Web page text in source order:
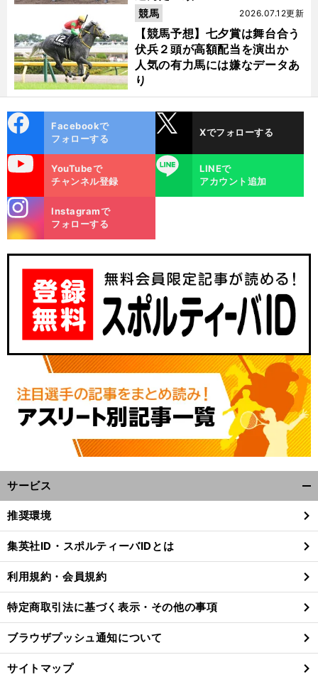
【
競
】
ダ
」
【競馬予想】七夕賞は舞台合う
伏兵２頭が高額配当を演出か
人気の有力馬には嫌なデータあ
り
2026.07.12更新
競馬
ok
Facebookで
フォローする
Xでフォローする
YouTubeで
チャンネル登録
LINE
LINEで
アカウント追加
m
Instagramで
フォローする
サービス
閉
る
推奨環境
集英社ID・スポルティーバIDとは
利用規約・会員規約
特定商取引法に基づく表示・その他の事項
ブラウザプッシュ通知について
サイトマップ